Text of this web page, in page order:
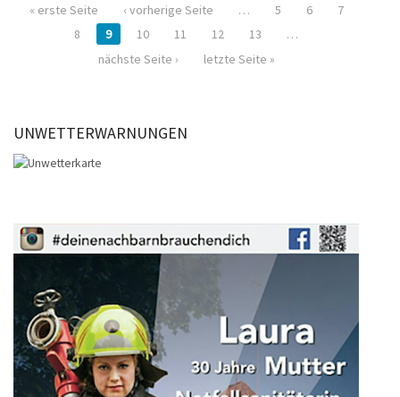
« erste Seite ‹ vorherige Seite … 5 6
7
8
9 10 11 12 13
…
nächste Seite ›
letzte Seite »
UNWETTERWARNUNGEN